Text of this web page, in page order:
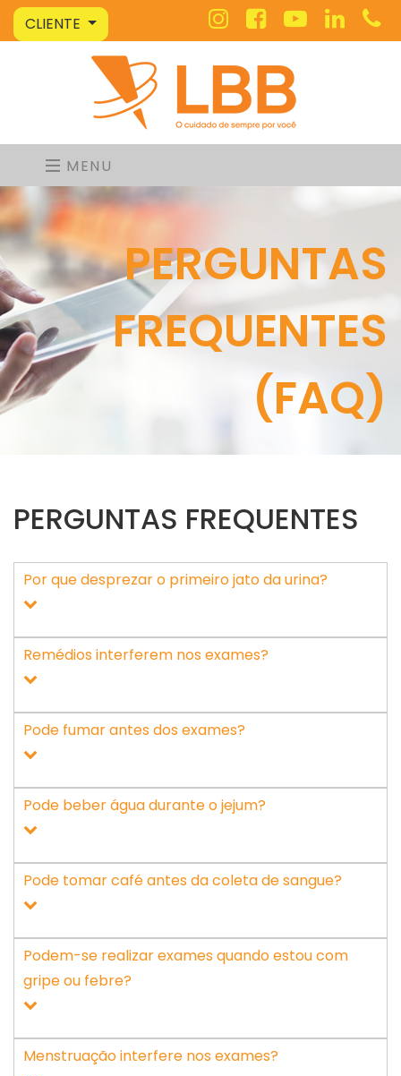
CLIENTE
MENU
PERGUNTAS
FREQUENTES
(FAQ)
PERGUNTAS FREQUENTES
Por que desprezar o primeiro jato da urina?
Remédios interferem nos exames?
Pode fumar antes dos exames?
Pode beber água durante o jejum?
Pode tomar café antes da coleta de sangue?
Podem-se realizar exames quando estou com
gripe ou febre?
Menstruação interfere nos exames?